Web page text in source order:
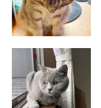
getty
を心がけましょう。
取は避けるようにする
また、少ない飲水量は